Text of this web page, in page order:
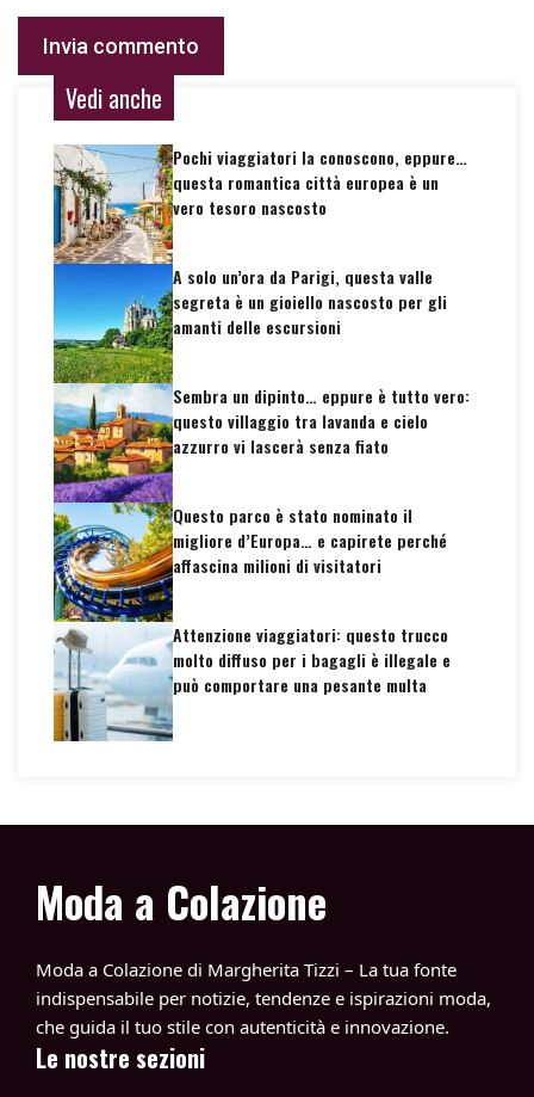
Vedi anche
Pochi viaggiatori la conoscono, eppure…
questa romantica città europea è un
vero tesoro nascosto
A solo un’ora da Parigi, questa valle
segreta è un gioiello nascosto per gli
amanti delle escursioni
Sembra un dipinto… eppure è tutto vero:
questo villaggio tra lavanda e cielo
azzurro vi lascerà senza fiato
Questo parco è stato nominato il
migliore d’Europa… e capirete perché
affascina milioni di visitatori
Attenzione viaggiatori: questo trucco
molto diffuso per i bagagli è illegale e
può comportare una pesante multa
Moda a Colazione
Moda a Colazione di Margherita Tizzi – La tua fonte
indispensabile per notizie, tendenze e ispirazioni moda,
che guida il tuo stile con autenticità e innovazione.
Le nostre sezioni